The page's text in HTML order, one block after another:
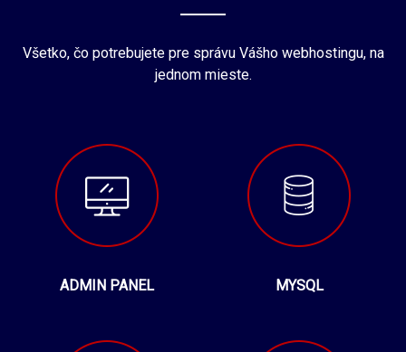
Všetko, čo potrebujete pre správu Vášho webhostingu, na
jednom mieste.
ADMIN PANEL MYSQL